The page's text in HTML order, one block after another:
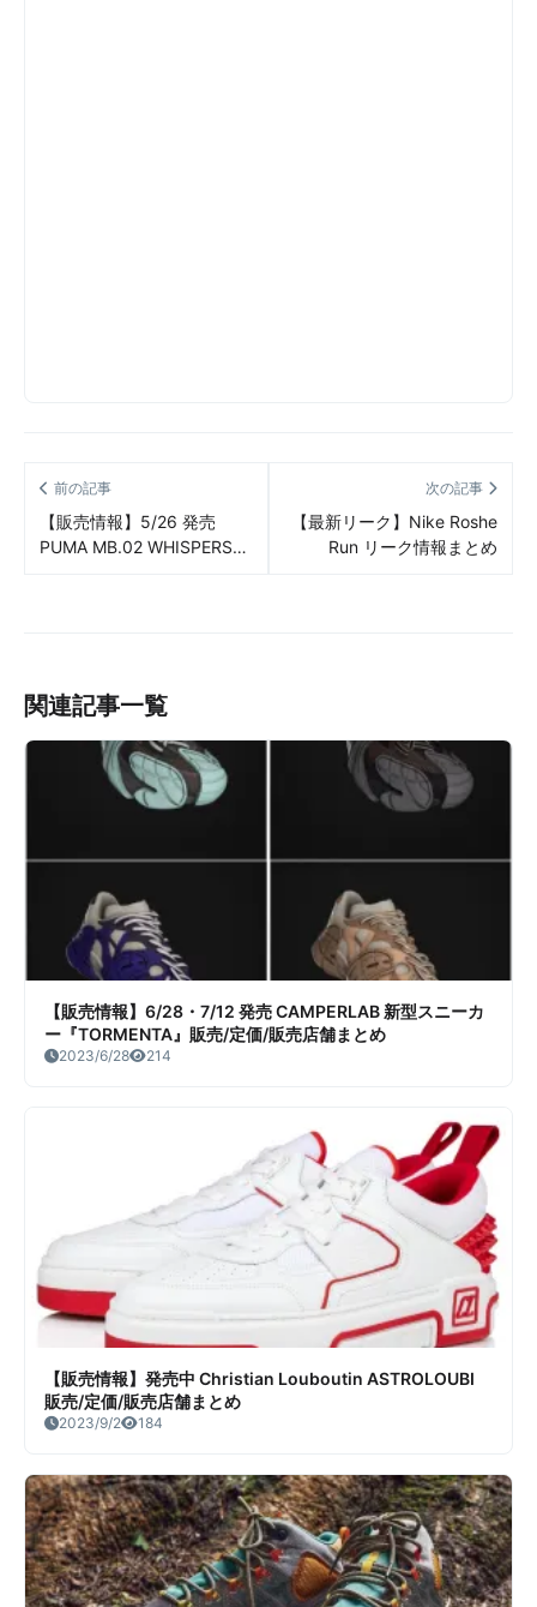
前の記事
【販売情報】5/26 発売
PUMA MB.02 WHISPERS
次の記事
【最新リーク】Nike Roshe
Run リーク情報まとめ
関連記事一覧
【販売情報】6/28・7/12 発売 CAMPERLAB 新型スニーカ
ー『TORMENTA』販売/定価/販売店舗まとめ
2023/6/28 214
【販売情報】発売中 Christian Louboutin ASTROLOUBI
販売/定価/販売店舗まとめ
2023/9/2 184